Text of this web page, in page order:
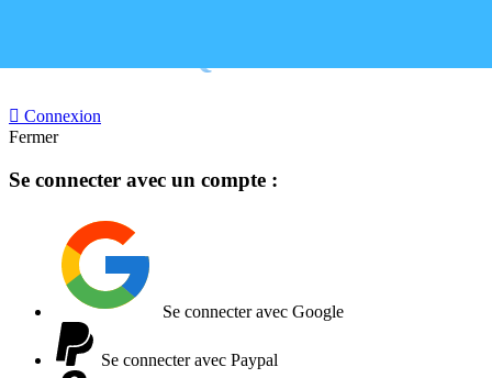
 Connexion
Fermer
Se connecter avec un compte :
Se connecter avec Google
Se connecter avec Paypal